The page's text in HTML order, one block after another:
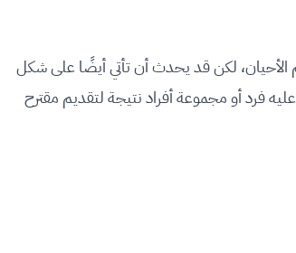
الأحيان، لكن قد يحدث أن تأتي أيضًا على شكل
فرد أو مجموعة أفراد نتيجة لتقديم مقترح